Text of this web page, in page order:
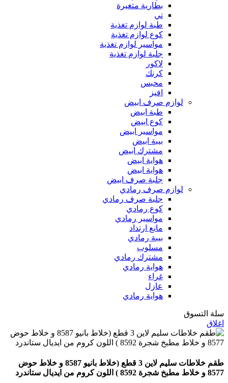
بطارية متغيرة
تي
طبة لوازم تغذية
كوع لوازم تغذية
مواسير لوازم تغذية
جلبة لوازم تغذية
لاكور
كرنك
محبس
افيز
لوازم صرف ابيض
طبة ابيض
كوع ابيض
مواسير ابيض
بيبة ابيض
مشترك ابيض
هواية ابيض
هواية ابيض
جلبة صرف ابيض
لوازم صرف رمادي
جلبة صرف رمادي
كوع رمادي
مواسير رمادي
مانع ارتداد
بيبة رمادي
مسلوب
مشترك رمادي
هواية رمادي
غراء
عازل
هواية رمادي
سلة التسوق
اغلاق
طقم خلاطات سليم لاين 3 قطع (خلاط بانيو 8587 و خلاط حوض
8577 و خلاط مطبخ شجرة 8592 ) اللون كروم من ايديال ستاندرد